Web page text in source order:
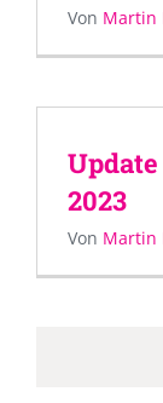
Von Martin
2023
Von Martin